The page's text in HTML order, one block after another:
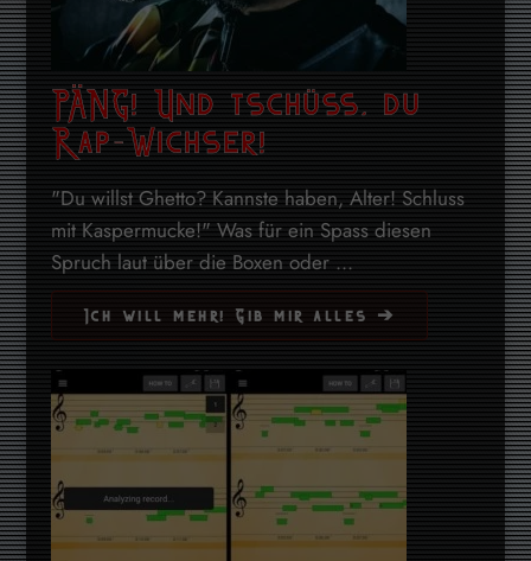
PÄNG! Und tschüss, du
Rap-Wichser!
"Du willst Ghetto? Kannste haben, Alter! Schluss
mit Kaspermucke!" Was für ein Spass diesen
Spruch laut über die Boxen oder ...
Ich will mehr! Gib mir alles ➔